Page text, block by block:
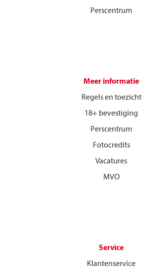
Perscentrum
Meer informatie
Regels en toezicht
18+ bevestiging
Perscentrum
Fotocredits
Vacatures
MVO
Service
Klantenservice